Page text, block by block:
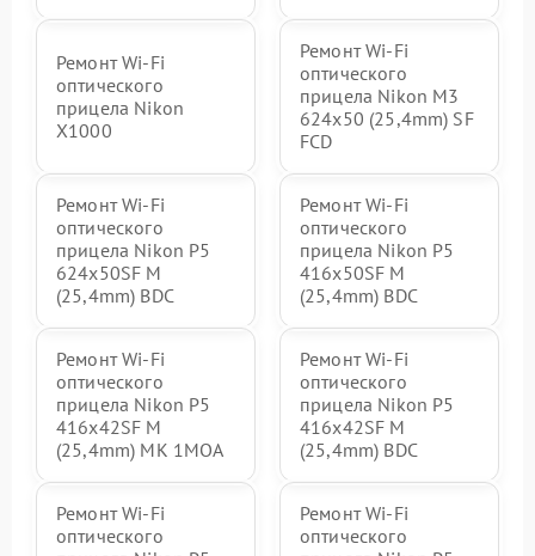
Ремонт Wi-Fi
оптического
прицела Nikon
X1000
Ремонт Wi-Fi
оптического
прицела Nikon M3
624x50 (25,4mm) SF
FCD
Ремонт Wi-Fi
оптического
прицела Nikon P5
624x50SF M
(25,4mm) BDC
Ремонт Wi-Fi
оптического
прицела Nikon P5
416x50SF M
(25,4mm) BDC
Ремонт Wi-Fi
оптического
прицела Nikon P5
416x42SF M
(25,4mm) MK 1MOA
Ремонт Wi-Fi
оптического
прицела Nikon P5
416x42SF M
(25,4mm) BDC
Ремонт Wi-Fi
оптического
Ремонт Wi-Fi
оптического